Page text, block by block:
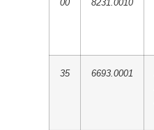
00 8231.0010
35 6693.0001